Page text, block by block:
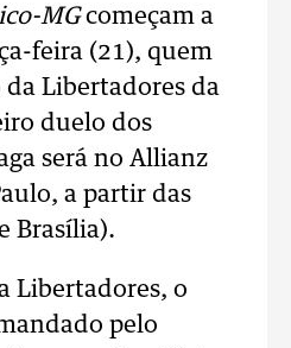
MGcomeçam a
feira (21), quem
da Libertadores da
duelo dos
será no Allianz
a partir das
Brasília).
Libertadores, o
pelo